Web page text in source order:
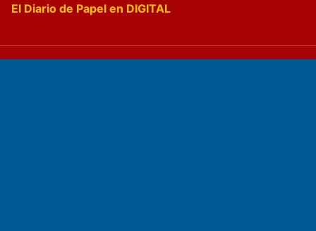
El Diario de Papel en DIGITAL